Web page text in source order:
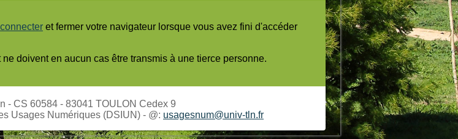
et fermer votre navigateur lorsque vous avez fini d'accéder
ne doivent en aucun cas être transmis à une tierce personne.
- CS 60584 - 83041 TOULON Cedex 9
Usages Numériques (DSIUN) - @: usagesnum@univ-tln.fr